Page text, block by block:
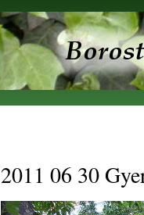
2011 06 30